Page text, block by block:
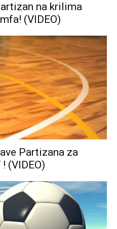
na krilima
(VIDEO)
Partizana za
(VIDEO)